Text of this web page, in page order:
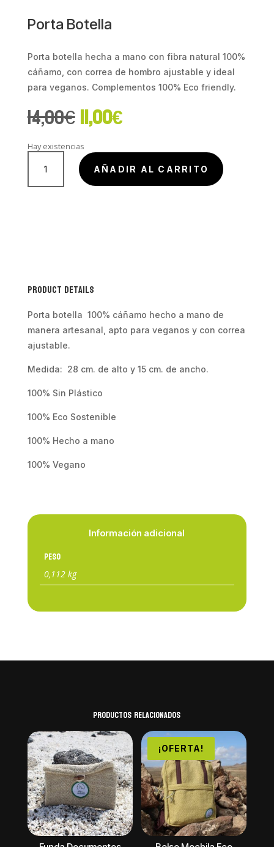
Porta Botella
Porta botella hecha a mano con fibra natural 100%
cáñamo, con correa de hombro ajustable y ideal
para veganos. Complementos 100% Eco friendly.
14,00€El
precio
original
era:
14,00€.
11,00€Elprecio
es:
11,00€.
Hay existencias
Porta
Botella
cantidad AÑADIR AL CARRITO
Product Details
Porta botella 100% cáñamo hecho a mano de
manera artesanal, apto para veganos y con correa
ajustable.
Medida: 28 cm. de alto y 15 cm. de ancho.
100% Sin Plástico
100% Eco Sostenible
100% Hecho a mano
100% Vegano
Información adicional
Peso
0,112 kg
Productos relacionados
¡OFERTA!